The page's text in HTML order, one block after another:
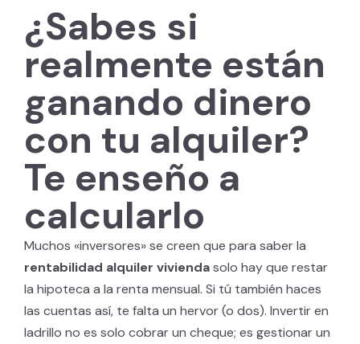
¿Sabes si
realmente están
ganando dinero
con tu alquiler?
Te enseño a
calcularlo
Muchos «inversores» se creen que para saber la
rentabilidad alquiler viviendasolo hay que restar
la hipoteca a la renta mensual. Si tú también haces
las cuentas así, te falta un hervor (o dos). Invertir en
ladrillo no es solo cobrar un cheque; es gestionar un